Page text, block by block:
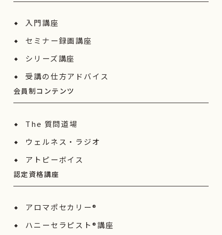
入門講座
セミナー録画講座
シリーズ講座
受講の仕方アドバイス
会員制コンテンツ
The 質問道場
ウェルネス・ラジオ
アトピーボイス
認定資格講座
アロマポセカリー®
ハニーセラピスト®︎講座